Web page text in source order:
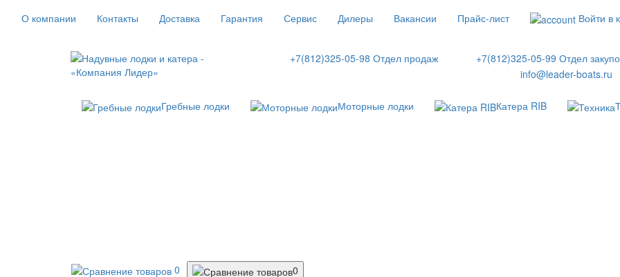
О компании Контакты Доставка Гарантия Сервис Дилеры Вакансии Прайс-лист Войти в
+7(812)325-05-98 Отдел продаж
+7(812)325-05-99 Отдел
info@leader-boats.ru
Гребные лодки Моторные лодки Катера RIB
0
0